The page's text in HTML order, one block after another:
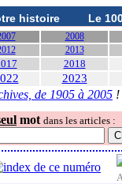
histoire Le
2008
2013
2018
2023
de 1905 à 2005 !
mot dans les articles :